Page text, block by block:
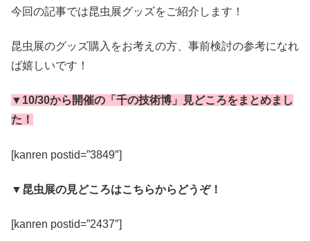
今回の記事では昆虫展グッズをご紹介します！
昆虫展のグッズ購入をお考えの方、事前検討の参考になれ
ば嬉しいです！
▼10/30から開催の「千の技術博」見どころをまとめまし
た！
[kanren postid=”3849″]
▼昆虫展の見どころはこちらからどうぞ！
[kanren postid=”2437″]